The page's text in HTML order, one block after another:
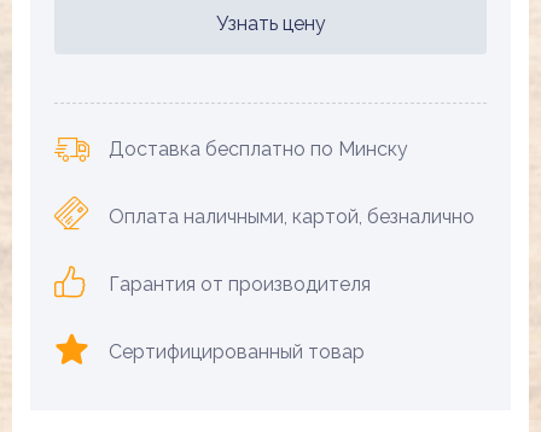
Узнать цену
Доставка бесплатно по Минску
Оплата наличными, картой, безналично
Гарантия от производителя
Сертифицированный товар